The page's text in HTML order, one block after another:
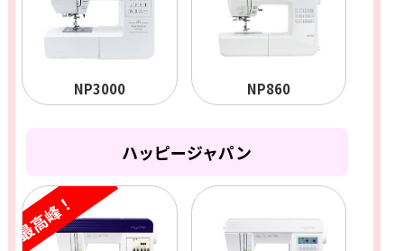
NP3000 NP860
ハッピージャパン
最高峰！